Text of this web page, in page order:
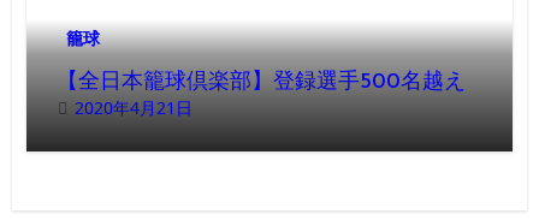
籠球
【全日本籠球倶楽部】登録選手500名越え
2020年4月21日